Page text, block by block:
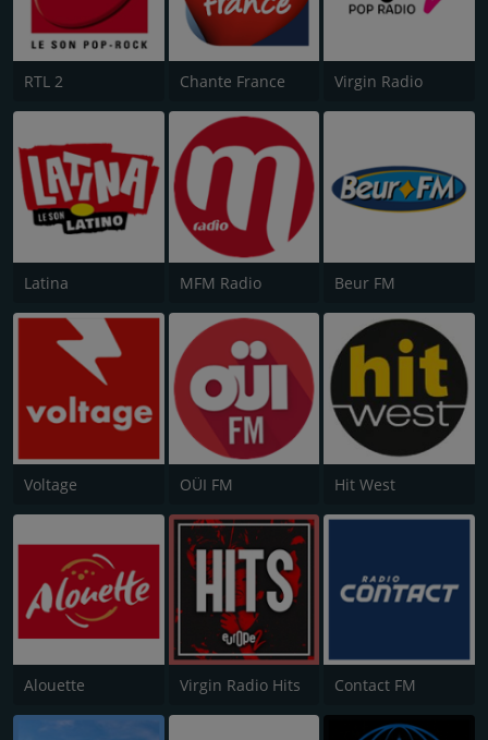
RTL 2 Chante France Virgin Radio
Latina MFM Radio Beur FM
Voltage OÜI FM Hit West
Alouette Virgin Radio Hits Contact FM